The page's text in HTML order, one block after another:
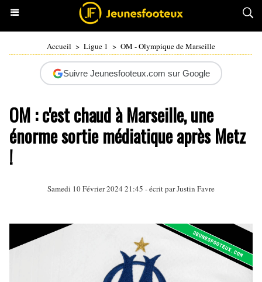
Accueil > Ligue 1 > OM - Olympique de Marseille
Suivre Jeunesfooteux.com sur Google
OM : c'est chaud à Marseille, une
énorme sortie médiatique après Metz
!
Samedi 10 Février 2024 21:45 - écrit parJustin Favre